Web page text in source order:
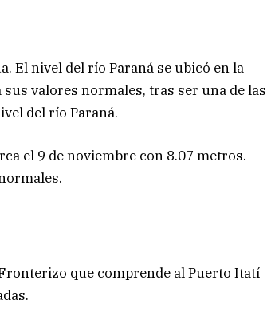
El nivel del río Paraná se ubicó en la
valores normales, tras ser una de las
del río Paraná.
el 9 de noviembre con 8.07 metros.
que comprende al Puerto Itatí